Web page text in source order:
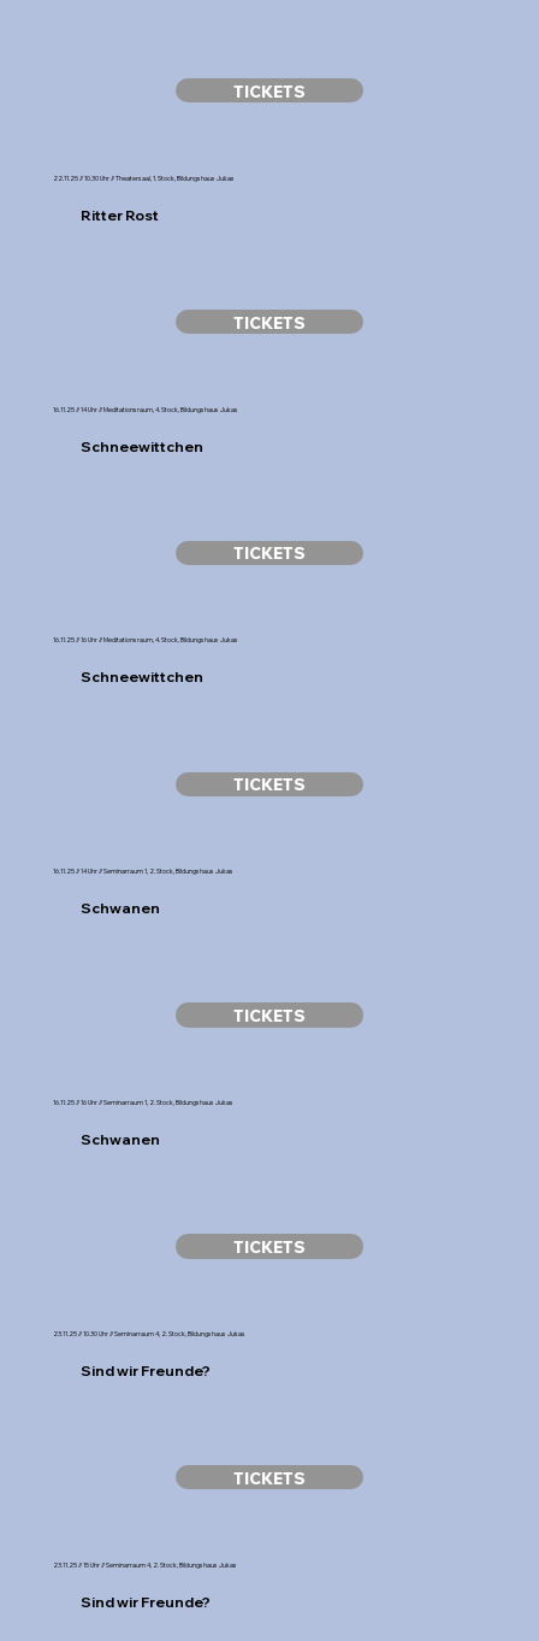
TICKETS
22.11.25 // 10.30 Uhr // Theatersaal, 1. Stock, Bildungshaus Jukas
Ritter Rost
TICKETS
16.11.25 // 14 Uhr // Meditationsraum, 4. Stock, Bildungshaus Jukas
Schneewittchen
TICKETS
16.11.25 // 16 Uhr // Meditationsraum, 4. Stock, Bildungshaus Jukas
Schneewittchen
TICKETS
16.11.25 // 14 Uhr // Seminarraum 1, 2. Stock, Bildungshaus Jukas
Schwanen
TICKETS
16.11.25 // 16 Uhr // Seminarraum 1, 2. Stock, Bildungshaus Jukas
Schwanen
TICKETS
23.11.25 // 10.30 Uhr // Seminarraum 4, 2. Stock, Bildungshaus Jukas
Sind wir Freunde?
TICKETS
23.11.25 // 15 Uhr // Seminarraum 4, 2. Stock, Bildungshaus Jukas
Sind wir Freunde?